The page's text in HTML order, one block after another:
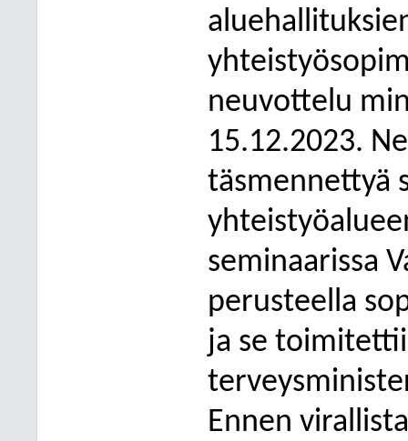
neuvottelu
15.12.2023.
täsmennettyä
seminaarissa
perusteella
ja se
Ennen